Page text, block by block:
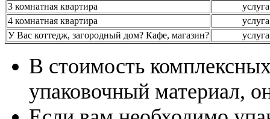
3 комнатная квартира
услуга
4 комнатная квартира
услуга
У Вас коттедж, загородный дом? Кафе, магазин?
услуга
В стоимость
упаковочный материал,